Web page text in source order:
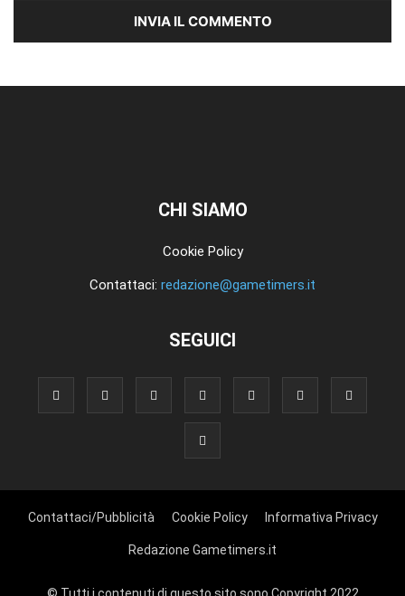
CHI SIAMO
Cookie Policy
Contattaci: redazione@gametimers.it
SEGUICI
Contattaci/Pubblicità Cookie Policy Informativa Privacy
Redazione Gametimers.it